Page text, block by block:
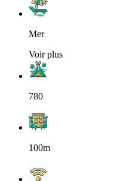
Mer
Voir plus
780
100m